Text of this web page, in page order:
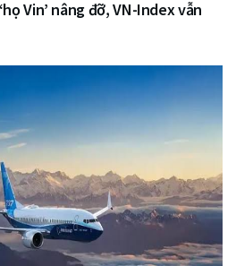
Vin’ nâng đỡ, VN-Index vẫn